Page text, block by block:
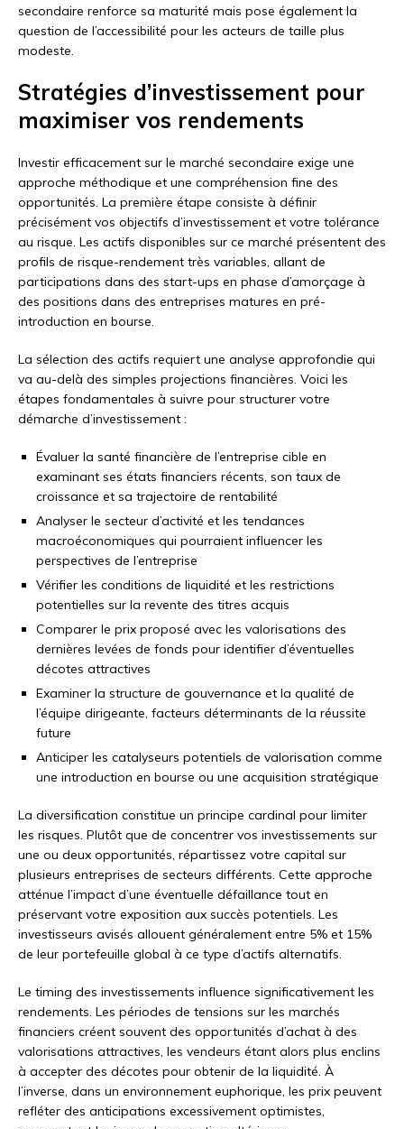
secondaire renforce sa maturité mais pose également la
question de l’accessibilité pour les acteurs de taille plus
modeste.
Stratégies d’investissement pour
maximiser vos rendements
Investir efficacement sur le marché secondaire exige une
approche méthodique et une compréhension fine des
opportunités. La première étape consiste à définir
précisément vos objectifs d’investissement et votre tolérance
au risque. Les actifs disponibles sur ce marché présentent des
profils de risque-rendement très variables, allant de
participations dans des start-ups en phase d’amorçage à
des positions dans des entreprises matures en pré-
introduction en bourse.
La sélection des actifs requiert une analyse approfondie qui
va au-delà des simples projections financières. Voici les
étapes fondamentales à suivre pour structurer votre
démarche d’investissement :
Évaluer la santé financière de l’entreprise cible en
examinant ses états financiers récents, son taux de
croissance et sa trajectoire de rentabilité
Analyser le secteur d’activité et les tendances
macroéconomiques qui pourraient influencer les
perspectives de l’entreprise
Vérifier les conditions de liquidité et les restrictions
potentielles sur la revente des titres acquis
Comparer le prix proposé avec les valorisations des
dernières levées de fonds pour identifier d’éventuelles
décotes attractives
Examiner la structure de gouvernance et la qualité de
l’équipe dirigeante, facteurs déterminants de la réussite
future
Anticiper les catalyseurs potentiels de valorisation comme
une introduction en bourse ou une acquisition stratégique
La diversification constitue un principe cardinal pour limiter
les risques. Plutôt que de concentrer vos investissements sur
une ou deux opportunités, répartissez votre capital sur
plusieurs entreprises de secteurs différents. Cette approche
atténue l’impact d’une éventuelle défaillance tout en
préservant votre exposition aux succès potentiels. Les
investisseurs avisés allouent généralement entre 5% et 15%
de leur portefeuille global à ce type d’actifs alternatifs.
Le timing des investissements influence significativement les
rendements. Les périodes de tensions sur les marchés
financiers créent souvent des opportunités d’achat à des
valorisations attractives, les vendeurs étant alors plus enclins
à accepter des décotes pour obtenir de la liquidité. À
l’inverse, dans un environnement euphorique, les prix peuvent
refléter des anticipations excessivement optimistes,